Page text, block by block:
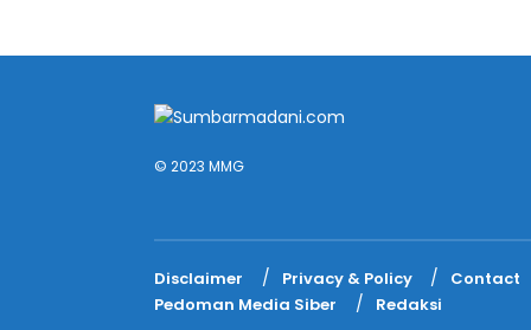
© 2023 MMG
Disclaimer Privacy & Policy
Contact
Pedoman Media Siber
Redaksi